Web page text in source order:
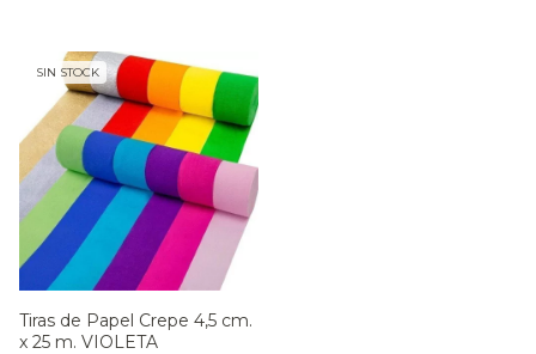
SIN STOCK
Tiras de Papel Crepe 4,5 cm.
x 25 m. VIOLETA